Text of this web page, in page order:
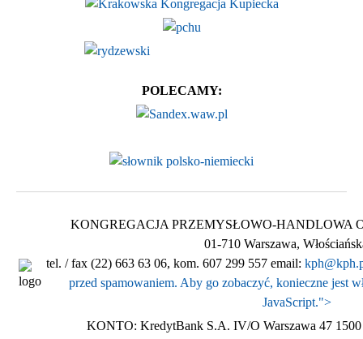
POLECAMY:
KONGREGACJA PRZEMYSŁOWO-HANDLOWA
01-710 Warszawa,
tel. / fax (22) 663 63 06, kom. 607 299 557 email:
przed spamowaniem. Aby go zobaczyć, konieczne jest
JavaScript.">
KONTO: KredytBank S.A. IV/O Warszawa 47 1500